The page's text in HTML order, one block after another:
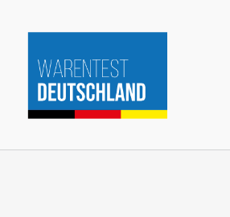
Inhalt
springen